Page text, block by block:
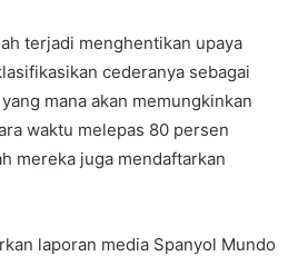
terjadi menghentikan upaya
cederanya sebagai
mana akan memungkinkan
waktu melepas 80 persen
mereka juga mendaftarkan
laporan media Spanyol Mundo